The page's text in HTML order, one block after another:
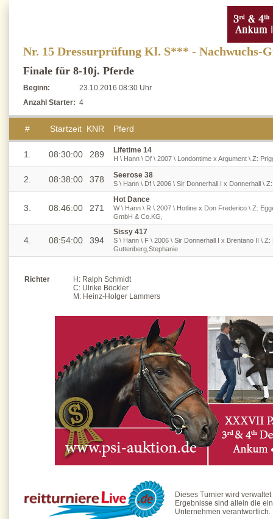
Nr. 15 Dressurprüfung Kl. S*** - Nachwuchs-
Finale für 8-10j. Pferde
Beginn:
23.10.2016 08:30 Uhr
Anzahl Starter: 4
# Startzeit KNR Pferd
1. 08:30:00 289 Lifetime 14
H \ Hann \ Df \ 2007 \ Londontime x Argument \ Z:
2. 08:38:00 378 Seerose 38
S \ Hann \ Df \ 2006 \ Sir Donnerhall I x Donnerhall \
3. 08:46:00 271
Hot Dance
W \ Hann \ R \ 2007 \ Hotline x Don Frederico \ Z:
GmbH & Co.KG,
4. 08:54:00 394
Sissy 417
S \ Hann \ F \ 2006 \ Sir Donnerhall I x Brentano II \
Guttenberg,Stephanie
Richter
H: Ralph Schmidt
C: Ulrike Böckler
M: Heinz-Holger Lammers
Dieses Turnier wird
Ergebnisse sind allein die
Unternehmen verantwortlich.